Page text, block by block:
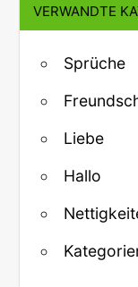
VERWANDTE
Sprüche
Liebe
Hallo